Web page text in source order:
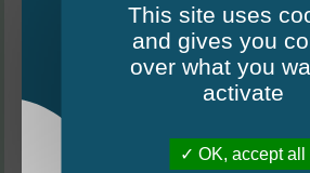
CONTACTEZ-NOUS
Le Mag - édition
This site uses
and gives you
over what you
activate
OK, accept all